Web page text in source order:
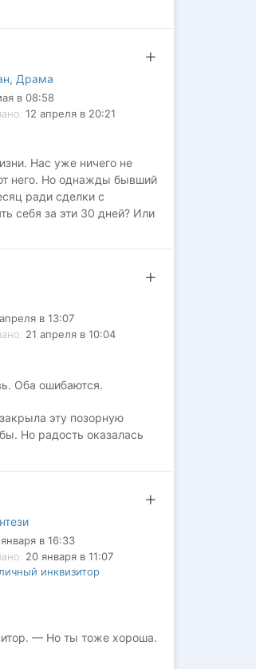
Однажды вредный босс
этот внезапный
, Драма
в 08:58
12 апреля в 20:21
Нас уже ничего не
него. Но однажды бывший
ради сделки с
себя за эти 30 дней? Или
в 13:07
21 апреля в 10:04
Оба ошибаются.
эту позорную
Но радость оказалась
Альфред, когда-то
холодную войну, чтобы
своей любви к Тоби.
каждый раз при
в 16:33
20 января в 11:07
инквизитор
— Но ты тоже хороша.